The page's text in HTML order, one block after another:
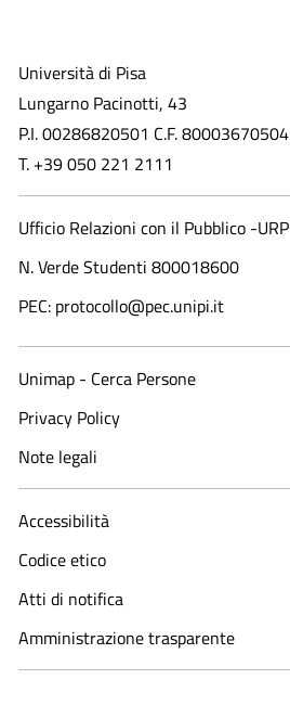
Università di Pisa
Lungarno Pacinotti, 43
P.I. 00286820501 C.F. 80003670504
T. +39 050 221 2111
Ufficio Relazioni con il Pubblico -URP
N. Verde Studenti 800018600​
PEC: protocollo@pec.unipi.it
Unimap - Cerca Persone
Privacy Policy
Note legali
Accessibilità
Codice etico
Atti di notifica
Amministrazione trasparente